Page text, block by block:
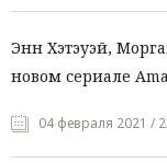
Энн Хэтэуэй,
новом сериале
04 февраля 2021 /